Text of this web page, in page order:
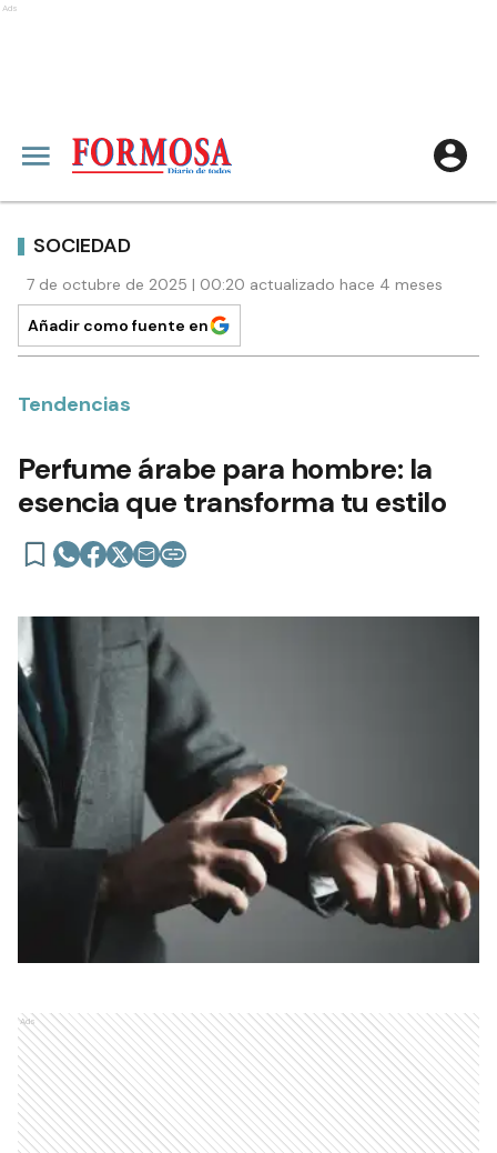
Ads
SOCIEDAD
7 de octubre de 2025 | 00:20 actualizado hace 4 meses
Añadir como fuente en
Tendencias
Perfume árabe para hombre: la
esencia que transforma tu estilo
Ads